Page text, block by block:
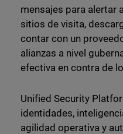
mensajes para alertar
sitios de visita,
contar con un
alianzas a nivel
efectiva en contra de
Unified Security
identidades,
agilidad operativa y